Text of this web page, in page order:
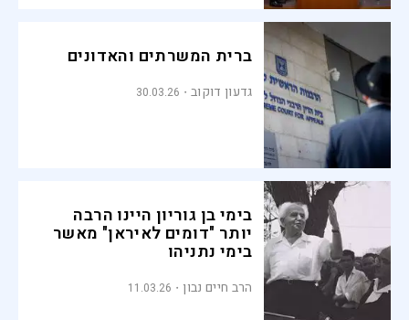
ברית המשרתים והאדונים
גדעון דוקוב 30.03.26
בימי בן גוריון היינו הרבה
יותר "דומים לאיראן" מאשר
בימי נתניהו
הרב חיים נבון 11.03.26